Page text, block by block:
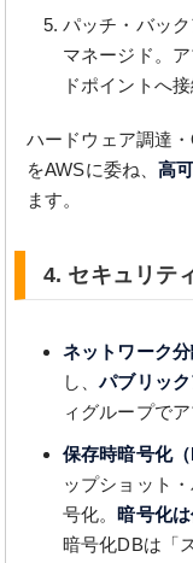
パッチ・バッ
マネージド。
ドポイントへ接
ハードウェア調達
をAWSに委ね、高
ます。
4. セキュリテ
ネットワーク
し、パブリッ
ィグループで
保存時暗号化
ップショット
号化。 暗号化
暗号化DBは「